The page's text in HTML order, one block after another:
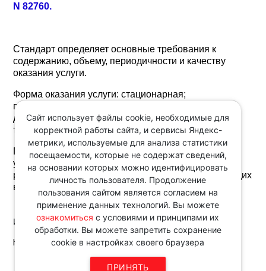
N 82760.
Стандарт определяет основные требования к
содержанию, объему, периодичности и качеству
оказания услуги.
Форма оказания услуги: стационарная;
полустационарная; на дому, в том числе
дистанционно с применением информационно-
телекоммуникационных технологий.
Предусмотрены в том числе: условия оказания
услуги; перечень специалистов, привлекаемых к
реализации услуги; перечень мероприятий, входящих
в состав услуги.
Источник:
http://www.consultant.ru/
Сайт использует файлы cookie, необходимые для
корректной работы сайта, и сервисы Яндекс-
метрики, используемые для анализа статистики
посещаемости, которые не содержат сведений,
на основании которых можно идентифицировать
личность пользователя. Продолжение
пользования сайтом является согласием на
применение данных технологий. Вы можете
ознакомиться с условиями и принципами их
обработки. Вы можете запретить сохранение
cookie в настройках своего браузера
ПРИНЯТЬ
Звоните по телефону в рабочие